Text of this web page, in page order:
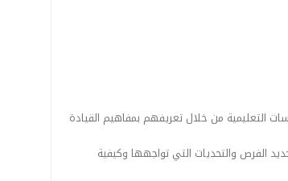
التعليمية من خلال تعريفهم بمفاهيم القيادة
الفرص والتحديات التي تواجهها وكيفية